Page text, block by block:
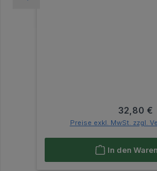
Regulärer
32,80 €
Preise exkl. MwSt. zzgl.
In den